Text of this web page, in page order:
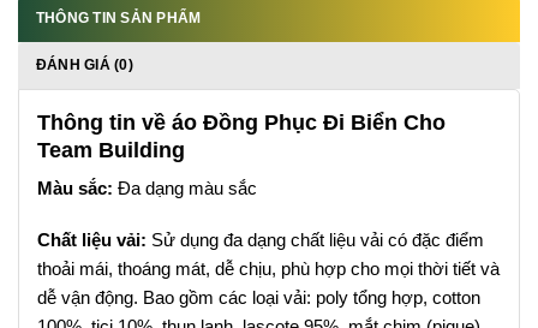
THÔNG TIN SẢN PHẨM
ĐÁNH GIÁ (0)
Thông tin về áo Đồng Phục Đi Biển Cho
Team Building
Màu sắc: Đa dạng màu sắc
Chất liệu vải: Sử dụng đa dạng chất liệu vải có đặc điểm
thoải mái, thoáng mát, dễ chịu, phù hợp cho mọi thời tiết và
dễ vận động. Bao gồm các loại vải: poly tổng hợp, cotton